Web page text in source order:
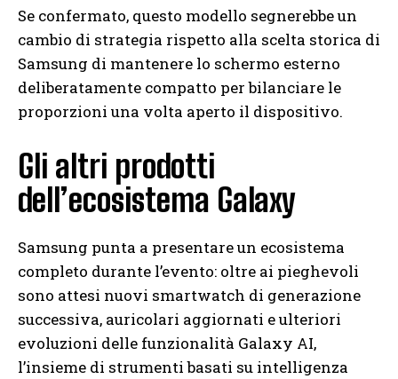
Se confermato, questo modello segnerebbe un
cambio di strategia rispetto alla scelta storica di
Samsung di mantenere lo schermo esterno
deliberatamente compatto per bilanciare le
proporzioni una volta aperto il dispositivo.
Gli altri prodotti
dell’ecosistema Galaxy
Samsung punta a presentare un ecosistema
completo durante l’evento: oltre ai pieghevoli
sono attesi nuovi smartwatch di generazione
successiva, auricolari aggiornati e ulteriori
evoluzioni delle funzionalità Galaxy AI,
l’insieme di strumenti basati su intelligenza